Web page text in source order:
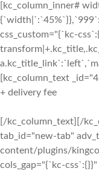
[kc_column_inner#
css_custom="{`kc-
[kc_column_text
+ delivery fee
[/kc_column_text][/
tab_id="new-tab"
content/plugins/
cols_gap="{`kc-